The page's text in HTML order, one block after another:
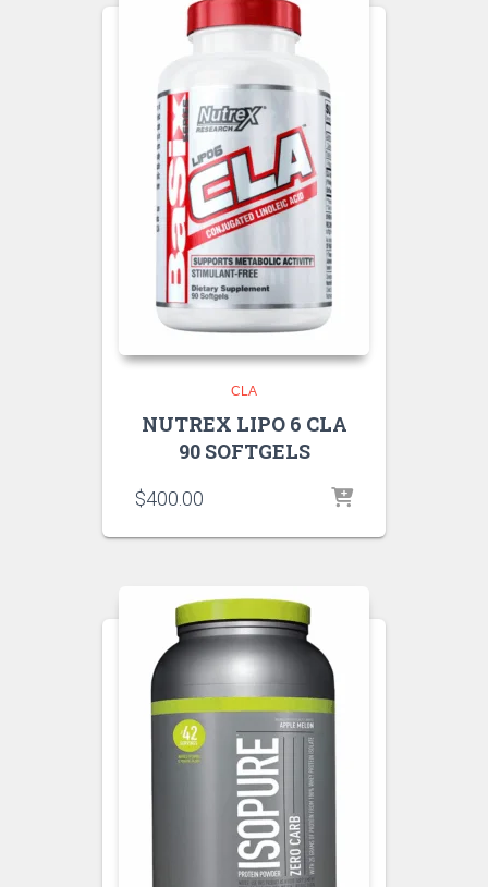
CLA
NUTREX LIPO 6 CLA
90 SOFTGELS
$400.00